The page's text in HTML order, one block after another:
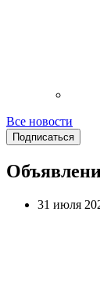
Все новости
Подписаться
31 июля